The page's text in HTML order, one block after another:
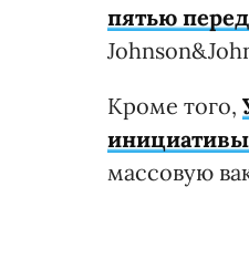
пятью
Кроме того,
инициативы
массовую